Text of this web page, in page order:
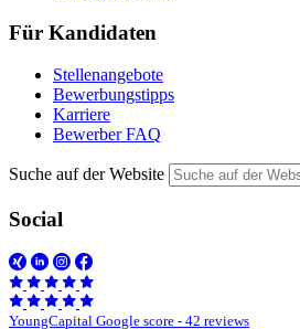
Für Kandidaten
Stellenangebote
Bewerbungstipps
Karriere
Bewerber FAQ
Suche auf der Website
Social
YoungCapital Google score - 42 reviews